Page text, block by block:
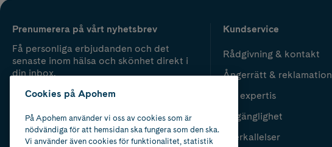
Prenumerera på vårt nyhetsbrev
Få personliga erbjudanden och det
senaste inom hälsa och skönhet direkt i
din inbox.
Kundservice
Rådgivning & kontakt
Ångerrätt & reklamation
Vår expertis
Tillgänglighet
Återkallelser
Cookies på Apohem
På Apohem använder vi oss av cookies som är
nödvändiga för att hemsidan ska fungera som den ska.
Vi använder även cookies för funktionalitet, statistik